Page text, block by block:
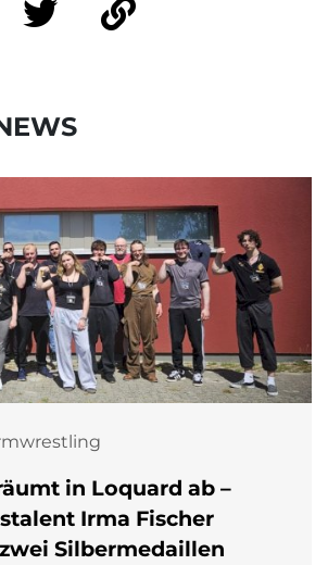
in Loquard ab –
Irma Fischer
Silbermedaillen